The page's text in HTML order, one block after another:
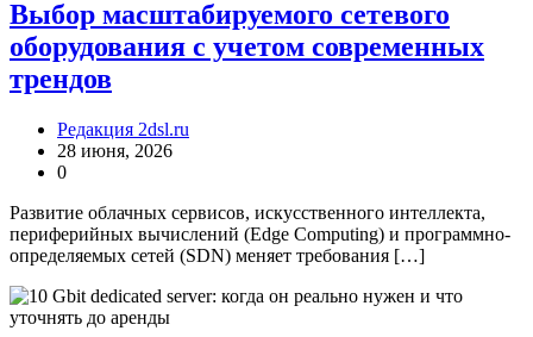
Выбор масштабируемого сетевого
оборудования с учетом современных
трендов
Редакция 2dsl.ru
28 июня, 2026
0
Развитие облачных сервисов, искусственного интеллекта,
периферийных вычислений (Edge Computing) и программно-
определяемых сетей (SDN) меняет требования […]